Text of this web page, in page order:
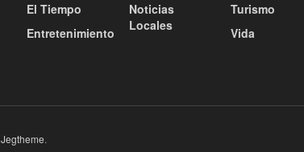
El Tiempo
Entretenimiento
Noticias
Locales
Turismo
Vida
Jegtheme.